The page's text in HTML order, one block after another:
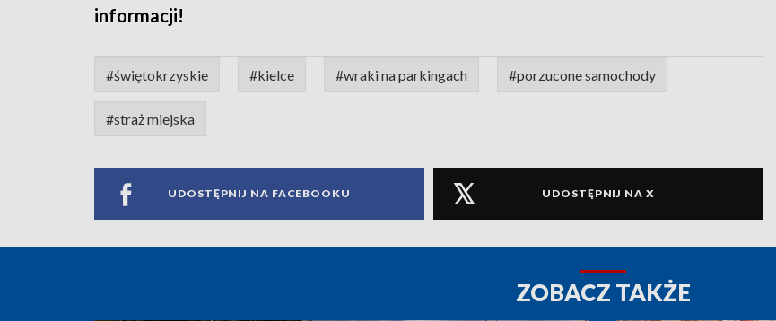
informacji!
#świętokrzyskie #kielce #wraki na parkingach #porzucone samochody
#straż miejska
UDOSTĘPNIJ NA FACEBOOKU UDOSTĘPNIJ NA X
ZOBACZ TAKŻE